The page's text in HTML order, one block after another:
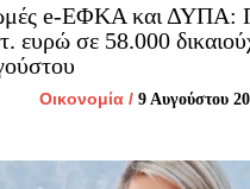
e-ΕΦΚΑ και ΔΥΠΑ:
ευρώ σε 58.000
Οικονομία/ 9 Αυγούστου